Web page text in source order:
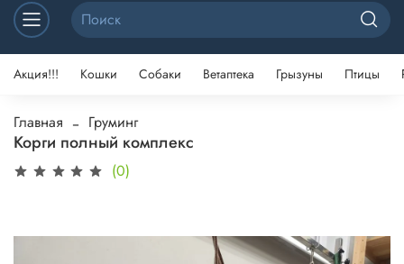
Акция!!! Кошки Собаки Ветаптека Грызуны Птицы
Главная Груминг
Корги полный комплекс
(0)